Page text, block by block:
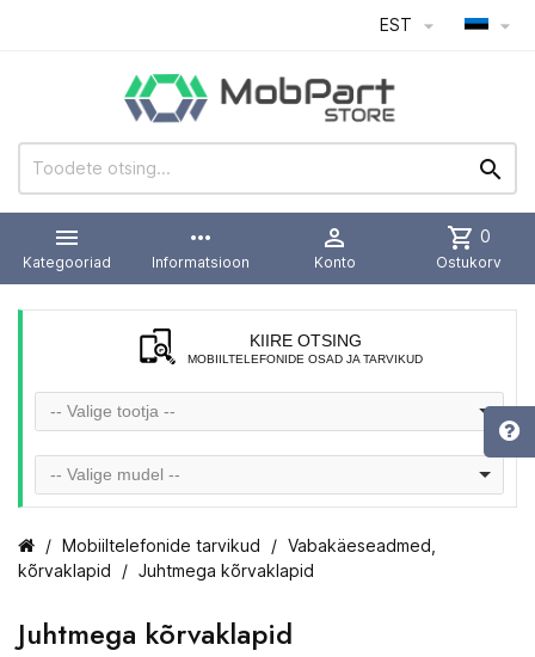
EST  


Kategooriad
more_horiz
Informatsioon

Konto
shopping_cart 0
Ostukorv
KIIRE OTSING
MOBIILTELEFONIDE OSAD JA TARVIKUD
-- Valige tootja --
-- Valige mudel --
Mobiiltelefonide tarvikud
Vabakäeseadmed,
kõrvaklapid
Juhtmega kõrvaklapid
Juhtmega kõrvaklapid